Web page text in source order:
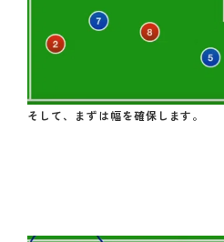
そして、まずは幅を確保します。